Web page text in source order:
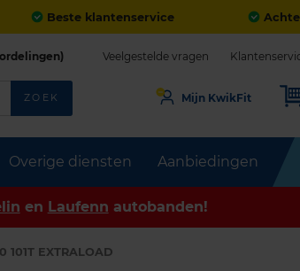
Beste klantenservice
Overige diensten Aanbiedingen
Veelgestelde vragen
ZOEK Mijn KwikFit
en Laufenn autobanden!
101T EXTRALOAD